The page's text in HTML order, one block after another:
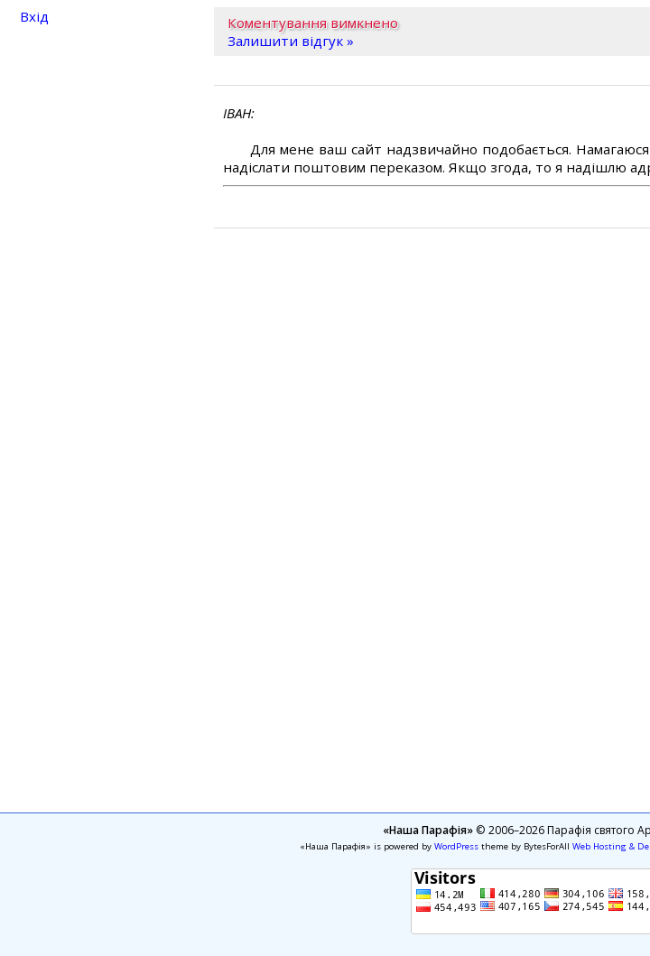
Коментування вимкнено
Залишити відгук »
ІВАН
Для мене ваш сайт надзвичайно подобається.
надіслати поштовим переказом. Якщо згода, то я надішлю
Вхід
«Наша Парафія»© 2006–2026 Парафія святого
«Наша Парафія» is powered by WordPresstheme by BytesForAll Web Hosting &